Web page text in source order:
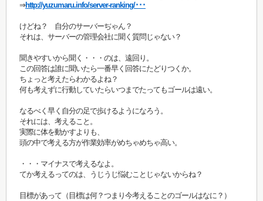
⇒http://yuzumaru.info/server-ranking/･･･
けどね？ 自分のサーバーぢゃん？
それは、サーバーの管理会社に聞く質問じゃない？
聞きやすいから聞く・・・のは、遠回り。
この回答は誰に聞いたら一番早く回答にたどりつくか。
ちょっと考えたらわかるよね？
何も考えずに行動していたらいつまでたってもゴールは遠い。
なるべく早く自分の足で歩けるようになろう。
それには、考えること。
実際に体を動かすよりも、
頭の中で考える方が作業効率がめちゃめちゃ高い。
・・・マイナスで考えるなよ。
てか考えるってのは、うじうじ悩むことじゃないからね？
目標があって（目標は何？つまり今考えることのゴールはなに？）